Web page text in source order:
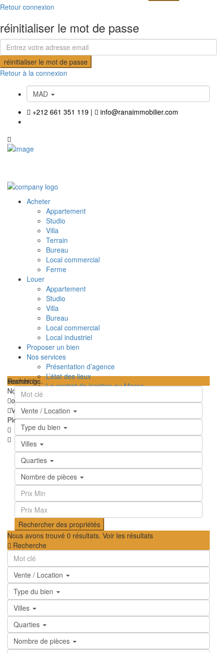
Retour connexion
réinitialiser le mot de passe
réinitialiser le mot de passe
Retour à la connexion
MAD
+212 661 351 119 | info@ranaimmobilier.com
Acheter
Appartement
Studio
Villa
Terrain
Bureau
Local commercial
Ferme
Louer
Appartement
Studio
Villa
Bureau
Local commercial
Local industriel
Proposer un bien
Nos services
Présentation d’agence
L’état des lieux
Le contrat de location au Maroc
Les frais de notaire au Maroc
Contactez-nous
searching...
Nous n'avons trouvé aucun résultat
ouvrir la carte
Vue Feuille de route Satellite
Plein écran Prev Prochain
Recherche
Vente / Location
Type du bien
Villes
Quarties
Nombre de pièces
Nous avons trouvé 0 résultats. Voir les résultats
Recherche
Vente / Location
Type du bien
Villes
Quarties
Nombre de pièces